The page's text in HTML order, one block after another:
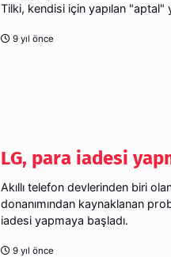
Tilki, kendisi için yapılan "aptal"
9 yıl önce
LG, para iadesi
Akıllı telefon devlerinden biri
donanımından kaynaklanan
iadesi yapmaya başladı.
9 yıl önce